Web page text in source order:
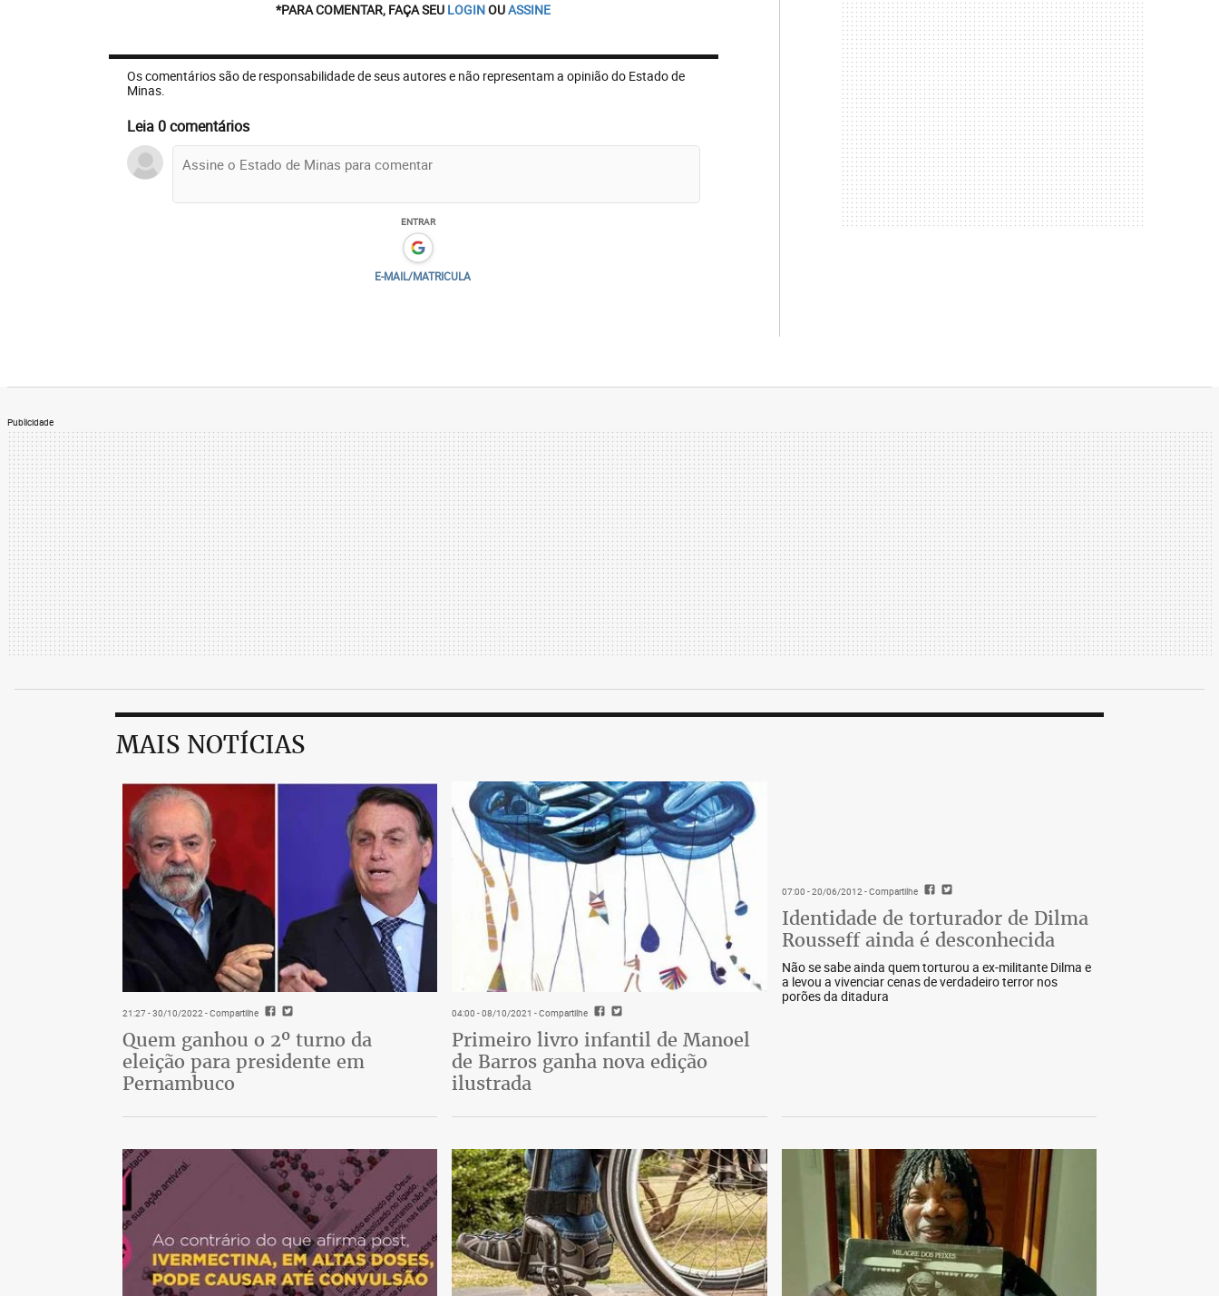
*PARA COMENTAR, FAÇA SEU LOGINOUASSINE
Os comentários são de responsabilidade de seus autores e não representam a opinião do Estado de
Minas.
Leia 0 comentários
ENTRAR
E-MAIL/MATRICULA
Publicidade
MAIS NOTÍCIAS
21:27 - 30/10/2022- Compartilhe
Quem ganhou o 2º turno da
eleição para presidente em
Pernambuco
04:00 - 08/10/2021 - Compartilhe
Primeiro livro infantil de Manoel
de Barros ganha nova edição
ilustrada
07:00 - 20/06/2012- Compartilhe
Identidade de torturador de Dilma
Rousseff ainda é desconhecida
Não se sabe ainda quem torturou a ex-militante Dilma e
a levou a vivenciar cenas de verdadeiro terror nos
porões da ditadura